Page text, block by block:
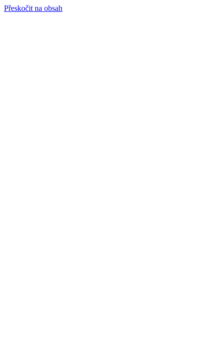
Přeskočit na obsah